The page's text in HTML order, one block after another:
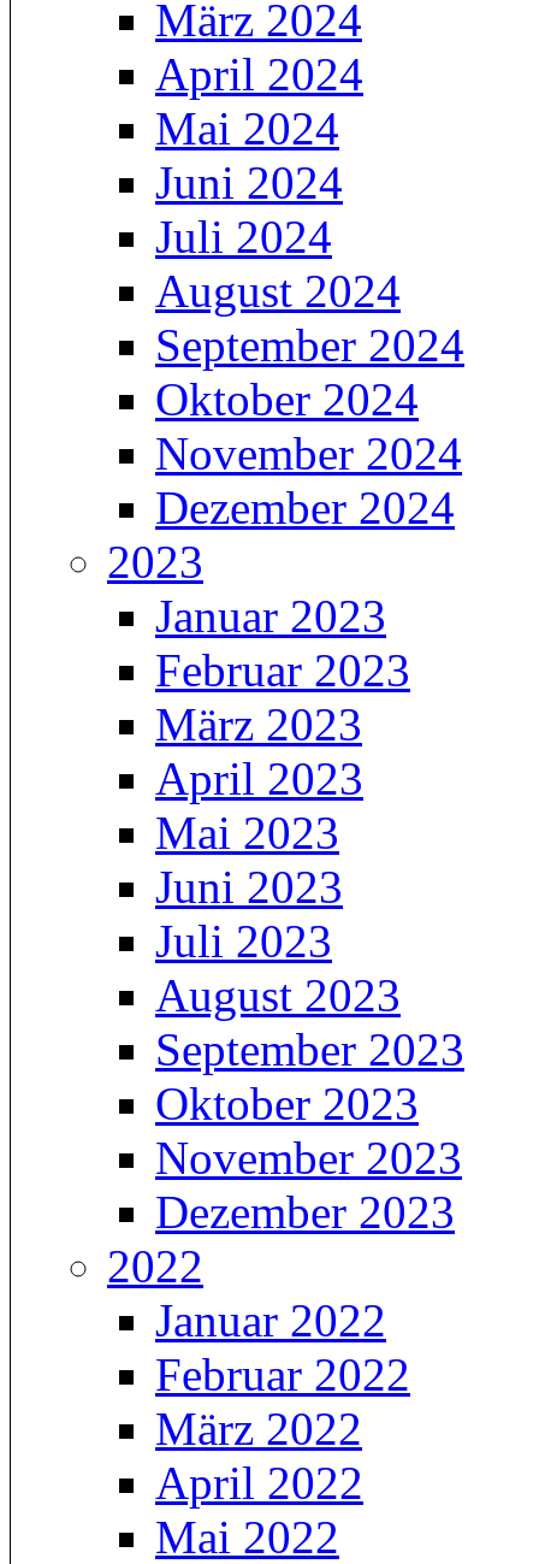
März 2024
April 2024
Mai 2024
Juni 2024
Juli 2024
August 2024
September 2024
Oktober 2024
November 2024
Dezember 2024
2023
Januar 2023
Februar 2023
März 2023
April 2023
Mai 2023
Juni 2023
Juli 2023
August 2023
September 2023
Oktober 2023
November 2023
Dezember 2023
2022
Januar 2022
Februar 2022
März 2022
April 2022
Mai 2022